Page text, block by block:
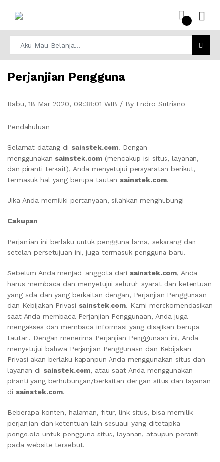
Perjanjian Pengguna
Rabu, 18 Mar 2020, 09:38:01 WIB / By Endro Sutrisno
Pendahuluan
Selamat datang di sainstek.com. Dengan
menggunakan sainstek.com (mencakup isi situs, layanan,
dan piranti terkait), Anda menyetujui persyaratan berikut,
termasuk hal yang berupa tautan sainstek.com.
Jika Anda memiliki pertanyaan, silahkan menghubungi
Cakupan
Perjanjian ini berlaku untuk pengguna lama, sekarang dan
setelah persetujuan ini, juga termasuk pengguna baru.
Sebelum Anda menjadi anggota dari sainstek.com, Anda
harus membaca dan menyetujui seluruh syarat dan ketentuan
yang ada dan yang berkaitan dengan, Perjanjian Penggunaan
dan Kebijakan Privasi sainstek.com. Kami merekomendasikan
saat Anda membaca Perjanjian Penggunaan, Anda juga
mengakses dan membaca informasi yang disajikan berupa
tautan. Dengan menerima Perjanjian Penggunaan ini, Anda
menyetujui bahwa Perjanjian Penggunaan dan Kebijakan
Privasi akan berlaku kapanpun Anda menggunakan situs dan
layanan di sainstek.com, atau saat Anda menggunakan
piranti yang berhubungan/berkaitan dengan situs dan layanan
di sainstek.com.
Beberapa konten, halaman, fitur, link situs, bisa memilik
perjanjian dan ketentuan lain sesuaui yang ditetapka
pengelola untuk pengguna situs, layanan, ataupun peranti
pada website tersebut.